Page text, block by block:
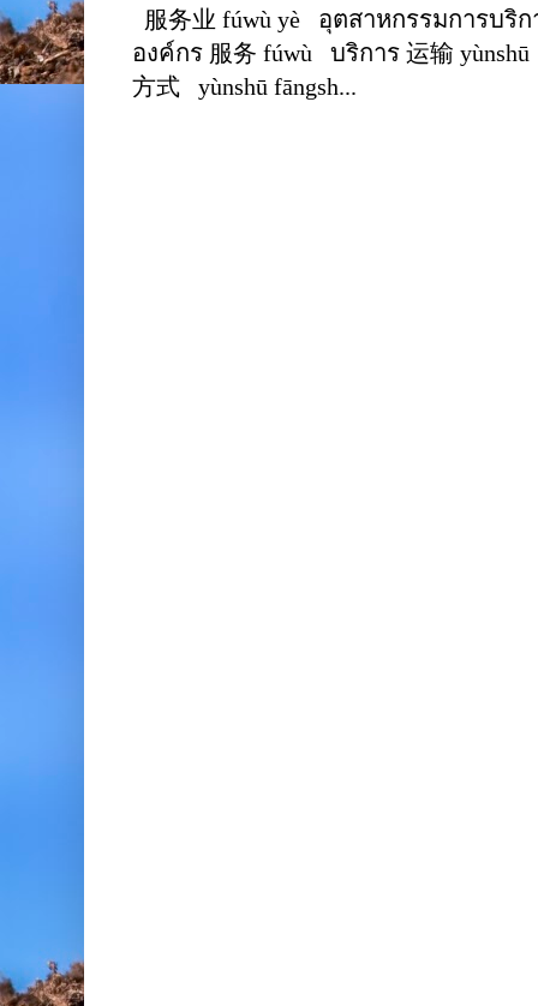
服务业 fúwù yè อุตสาหกรรมการบริ
องค์กร 服务 fúwù บริการ 运输
方式 yùnshū fāngsh...